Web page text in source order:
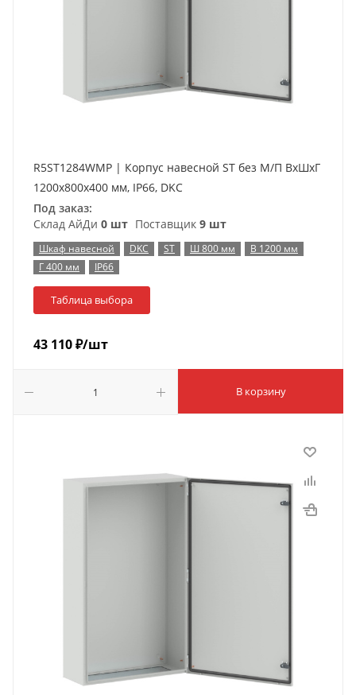
R5ST1284WMP | Корпус навесной ST без М/П ВxШxГ
1200x800x400 мм, IP66, DKC
Под заказ:
Склад АйДи 0 шт Поставщик 9 шт
Шкаф навесной DKC ST Ш 800 мм
В 1200 мм
Г 400 мм
IP66
Таблица выбора
43 110₽/шт
В корзину